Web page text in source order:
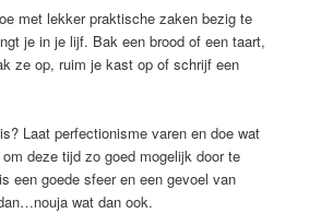
met lekker praktische zaken bezig te
je in je lijf. Bak een brood of een taart,
ze op, ruim je kast op of schrijf een
Laat perfectionisme varen en doe wat
deze tijd zo goed mogelijk door te
een goede sfeer en een gevoel van
wat dan ook.